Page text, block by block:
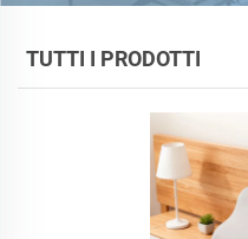
TUTTI I PRODOTTI